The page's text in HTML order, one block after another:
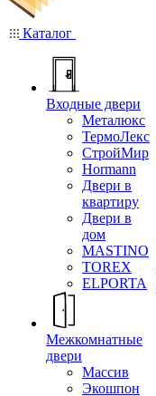
Каталог
Входные двери
Металюкс
ТермоЛекс
СтройМир
Hormann
Двери в
квартиру
Двери в
дом
MASTINO
TOREX
ELPORTA
Межкомнатные
двери
Массив
Экошпон